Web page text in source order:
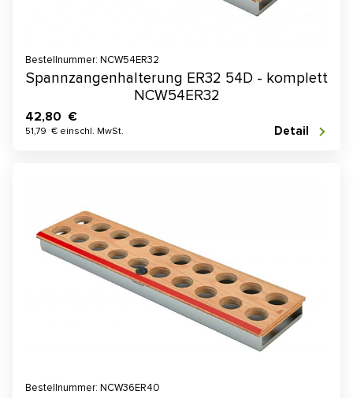
Bestellnummer: NCW54ER32
Spannzangenhalterung ER32 54D - komplett
NCW54ER32
42,80 €
51,79 € einschl. MwSt. Detail
Bestellnummer: NCW36ER40